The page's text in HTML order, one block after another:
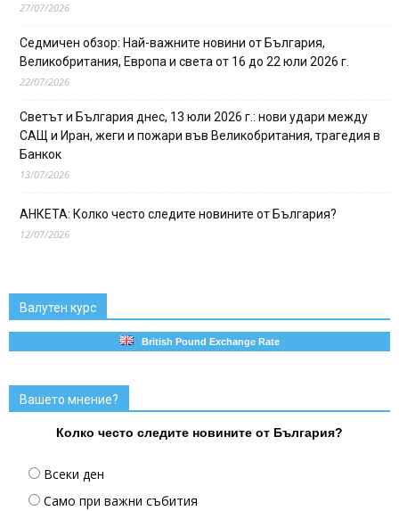
27/07/2026
Седмичен обзор: Най-важните новини от България,
Великобритания, Европа и света от 16 до 22 юли 2026 г.
22/07/2026
Светът и България днес, 13 юли 2026 г.: нови удари между
САЩ и Иран, жеги и пожари във Великобритания, трагедия в
Банкок
13/07/2026
АНКЕТА: Колко често следите новините от България?
12/07/2026
Валутен курс
British Pound Exchange Rate
Вашето мнение?
Колко често следите новините от България?
Всеки ден
Само при важни събития